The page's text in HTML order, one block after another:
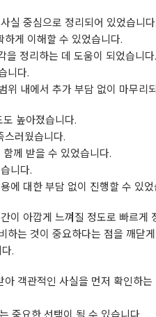
실 중심으로 정리되어 있었습니다.
게 이해할 수 있었습니다.
을 정리하는 데 도움이 되었습니다.
니다.
위 내에서 추가 부담 없이 마무리
높아졌습니다.
러웠습니다.
께 받을 수 있었습니다.
니다.
에 대한 부담 없이 진행할 수 있었
이 아깝게 느껴질 정도로 빠르게
는 것이 중요하다는 점을 깨닫
.
객관적인 사실을 먼저 확인하